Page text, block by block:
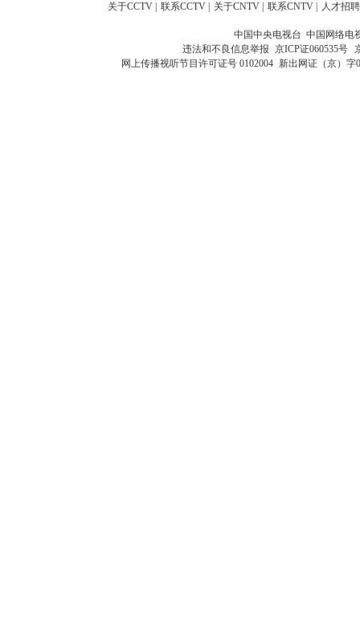
关于CCTV 联系CCTV 关于CNTV 联系CNTV 人才招聘
中国中央电视台 中国网络电
违法和不良信息举报 京ICP证060535号
网上传播视听节目许可证号 0102004 新出网证（京）